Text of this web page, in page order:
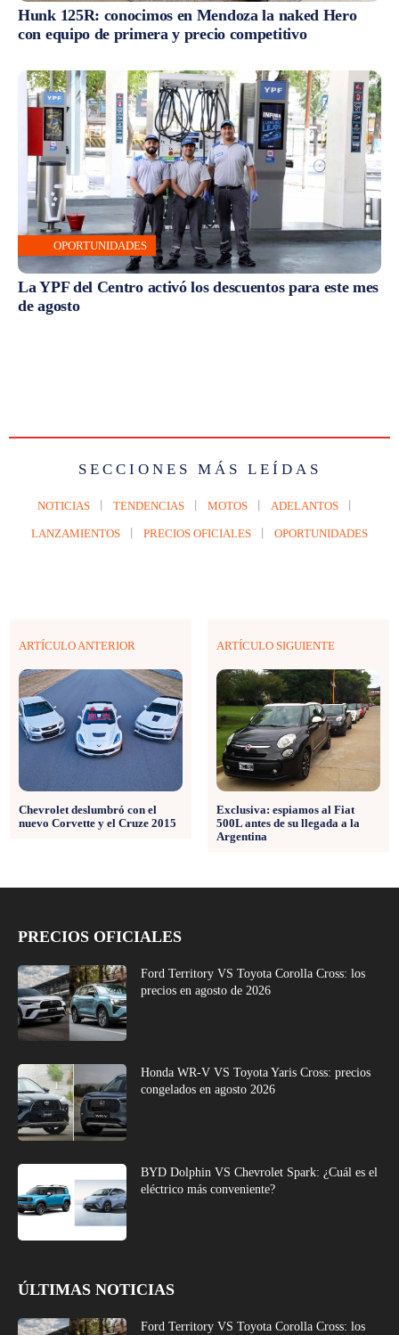
Hunk 125R: conocimos en Mendoza la naked Hero
con equipo de primera y precio competitivo
OPORTUNIDADES
La YPF del Centro activó los descuentos para este mes
de agosto
SECCIONES MÁS LEÍDAS
NOTICIAS TENDENCIAS MOTOS ADELANTOS
LANZAMIENTOS PRECIOS OFICIALES OPORTUNIDADES
ARTÍCULO ANTERIOR
Chevrolet deslumbró con el
nuevo Corvette y el Cruze 2015
ARTÍCULO SIGUIENTE
Exclusiva: espiamos al Fiat
500L antes de su llegada a la
Argentina
PRECIOS OFICIALES
Ford Territory VS Toyota Corolla Cross: los
precios en agosto de 2026
Honda WR-V VS Toyota Yaris Cross: precios
congelados en agosto 2026
BYD Dolphin VS Chevrolet Spark: ¿Cuál es el
eléctrico más conveniente?
ÚLTIMAS NOTICIAS
Ford Territory VS Toyota Corolla Cross: los